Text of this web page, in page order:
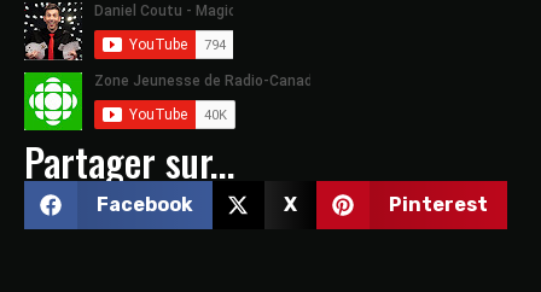
Partager sur...
Facebook X Pinterest